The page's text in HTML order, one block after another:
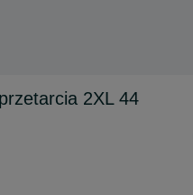
2XL 44